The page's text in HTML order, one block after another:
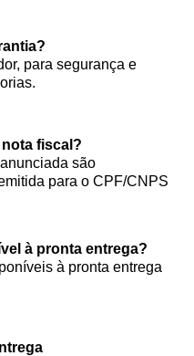
para segurança e
fiscal?
são
para o CPF/CNPS
à pronta entrega?
à pronta entrega